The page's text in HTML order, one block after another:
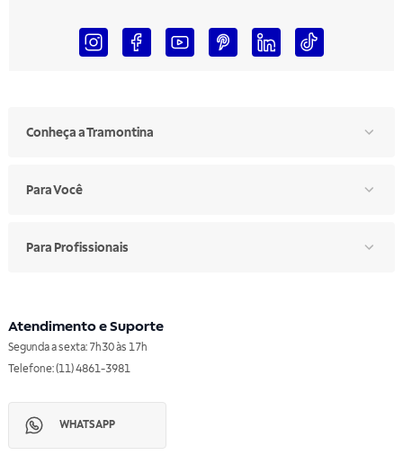
Conheça a Tramontina
Para Você
Para Profissionais
Atendimento e Suporte
Segunda a sexta: 7h30 às 17h
Telefone: (11) 4861-3981
WHATSAPP